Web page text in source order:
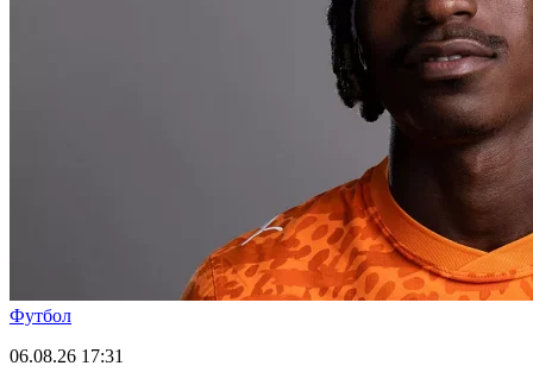
Футбол
06.08.26 17:31